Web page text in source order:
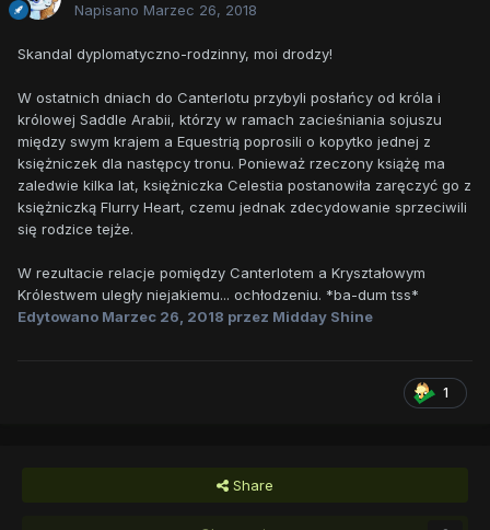
Napisano Marzec 26, 2018
Skandal dyplomatyczno-rodzinny, moi drodzy!
W ostatnich dniach do Canterlotu przybyli posłańcy od króla i
królowej Saddle Arabii, którzy w ramach zacieśniania sojuszu
między swym krajem a Equestrią poprosili o kopytko jednej z
księżniczek dla następcy tronu. Ponieważ rzeczony książę ma
zaledwie kilka lat, księżniczka Celestia postanowiła zaręczyć go z
księżniczką Flurry Heart, czemu jednak zdecydowanie sprzeciwili
się rodzice tejże.
W rezultacie relacje pomiędzy Canterlotem a Kryształowym
Królestwem uległy niejakiemu... ochłodzeniu. *ba-dum tss*
Edytowano Marzec 26, 2018 przez Midday Shine
1
Share